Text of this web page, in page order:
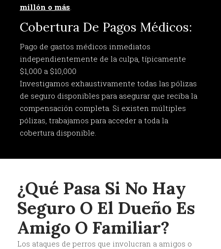
millón o más.
Cobertura De Pagos Médicos:
Pago de gastos médicos inmediatos
independientemente de la culpa, típicamente
$1,000 a $10,000
Investigamos exhaustivamente todas las pólizas
de seguro disponibles para asegurar que reciba la
compensación completa. Si existen múltiples
pólizas, trabajamos para acceder a toda la
cobertura disponible.
¿Qué Pasa Si No Hay
Seguro O El Dueño Es
Amigo O Familiar?
Los ataques de perros que involucran a amigos o